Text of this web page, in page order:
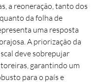
a reoneração, tanto dos
da folha de
uma resposta
A priorização da
deve sobrepujar
garantindo um
para o país e